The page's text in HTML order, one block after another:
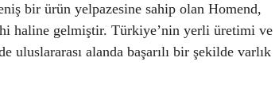
bir ürün yelpazesine sahip olan Homend,
haline gelmiştir. Türkiye’nin yerli üretimi ve
uluslararası alanda başarılı bir şekilde varlık